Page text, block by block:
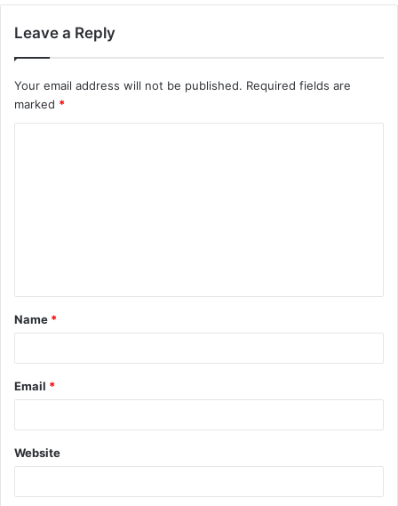
Leave a Reply
Your email address will not be published. Required fields are
marked *
Name *
Email *
Website